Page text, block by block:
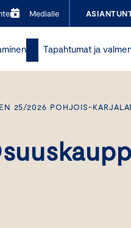
Medialle
Tapahtumat ja
25/2026 POHJOIS-